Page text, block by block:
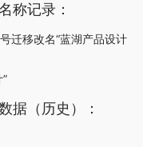
称记录：
迁移改名“蓝湖产品设计
据（历史）：